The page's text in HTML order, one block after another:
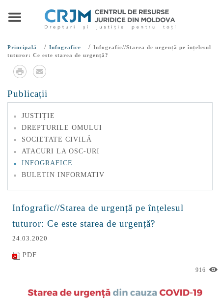
Principală / Infografice / Infografic//Starea de urgență pe înțelesul
tuturor: Ce este starea de urgență?
Publicații
JUSTIȚIE
DREPTURILE OMULUI
SOCIETATE CIVILĂ
ATACURI LA OSC-URI
INFOGRAFICE
BULETIN INFORMATIV
Infografic//Starea de urgență pe înțelesul
tuturor: Ce este starea de urgență?
24.03.2020
PDF
916